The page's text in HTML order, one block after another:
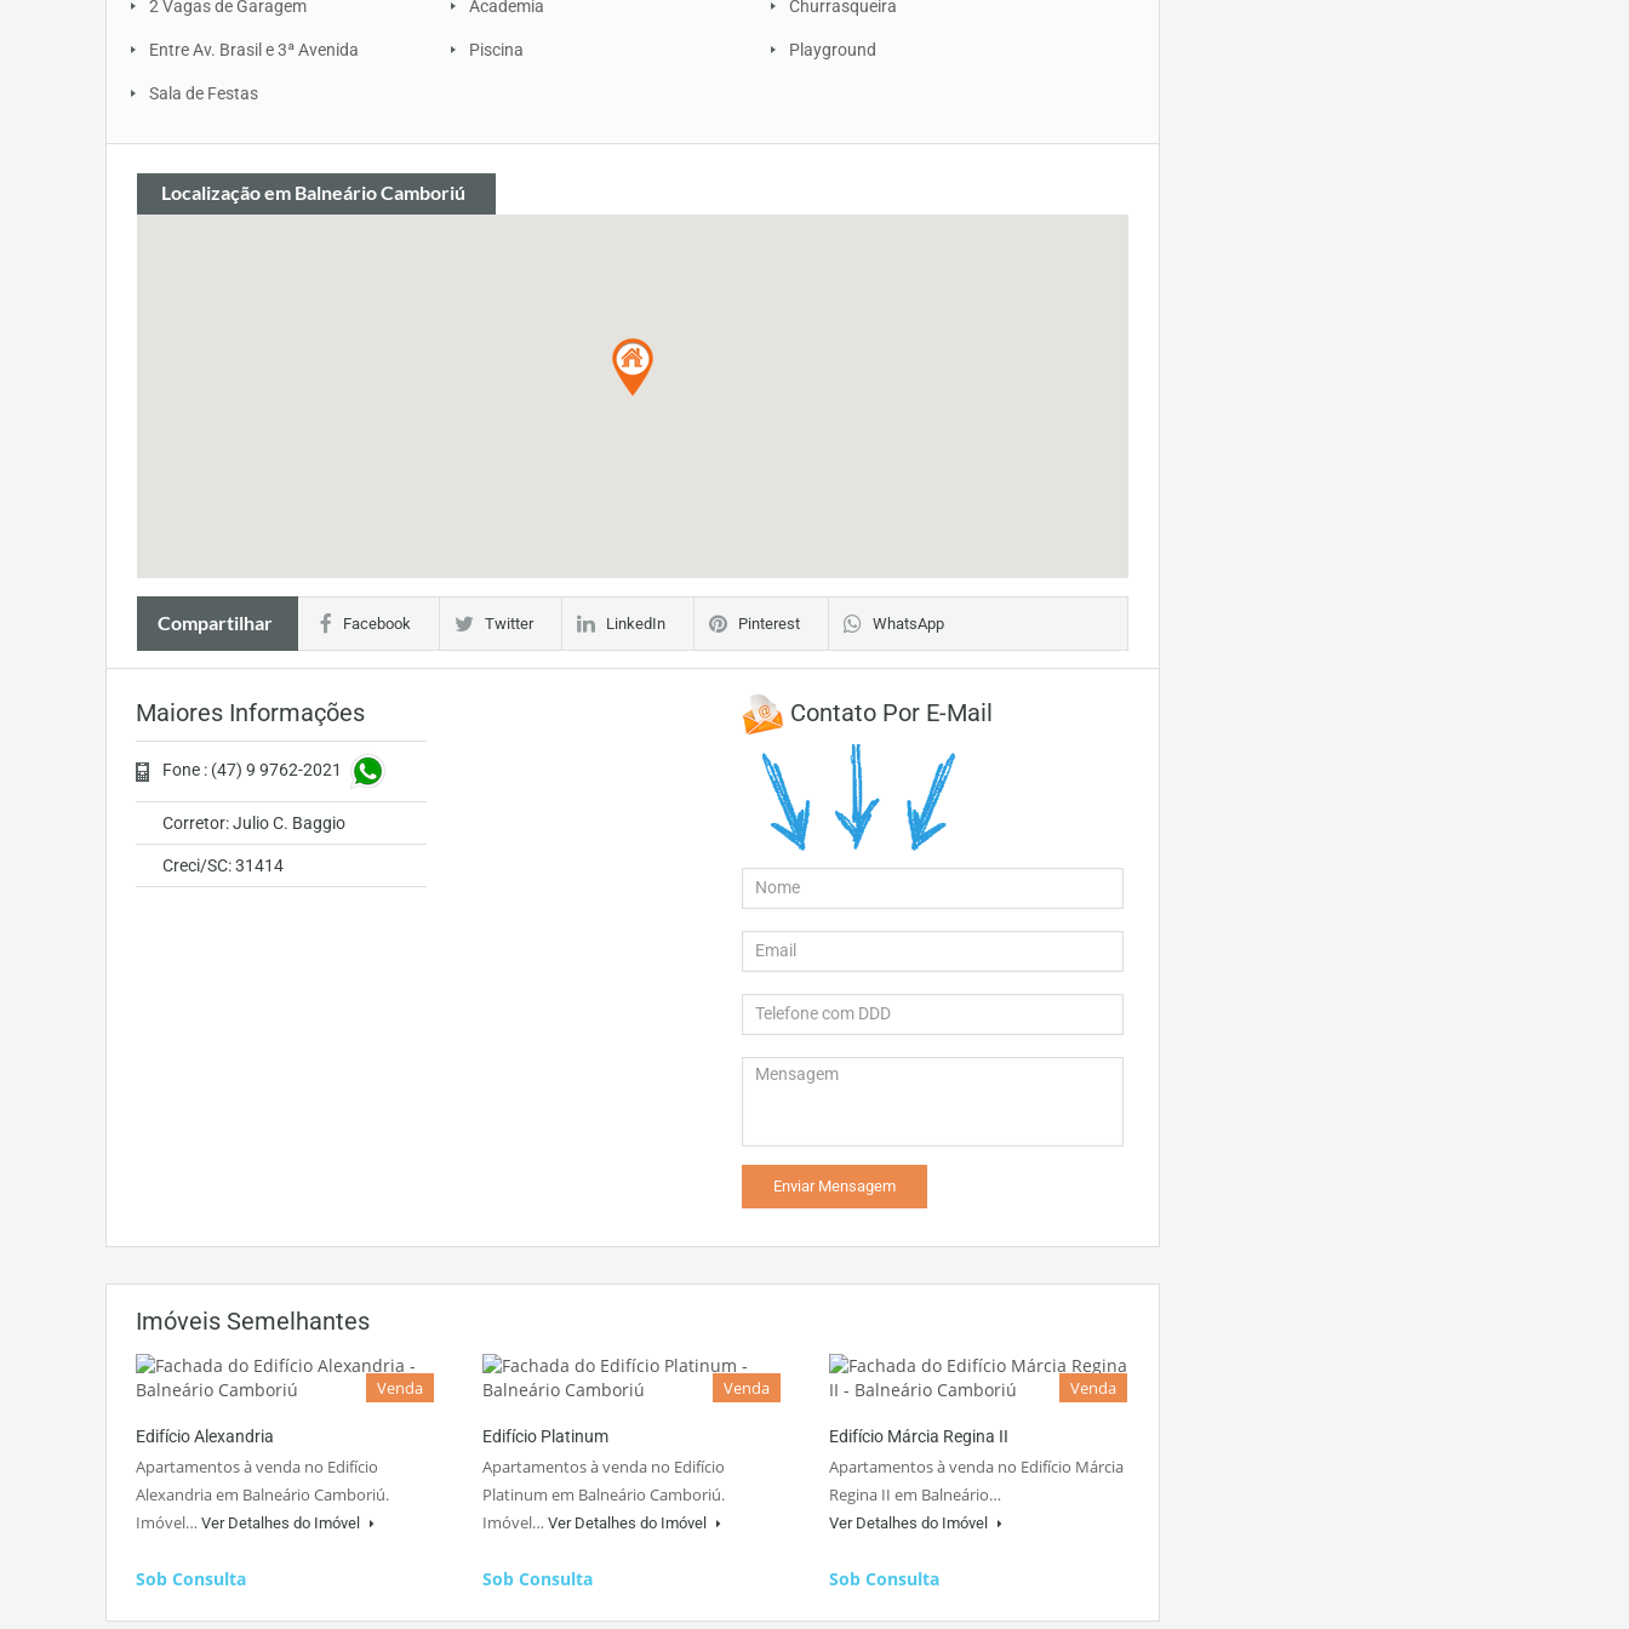
2 Vagas de Garagem Academia Churrasqueira
Entre Av. Brasil e 3ª Avenida Piscina Playground
Sala de Festas
Localizaçãoem Balneário Camboriú
Compartilhar Facebook Twitter LinkedIn Pinterest WhatsApp
Maiores Informações
Fone : (47) 9 9762-2021
Corretor: Julio C. Baggio
Creci/SC: 31414
Contato Por E-Mail
Imóveis Semelhantes
Venda
Edifício Alexandria
Apartamentos à venda no Edifício
Alexandria em Balneário Camboriú.
Imóvel… Ver Detalhes do Imóvel
Sob Consulta
Venda
Edifício Platinum
Apartamentos à venda no Edifício
Platinum em Balneário Camboriú.
Imóvel… Ver Detalhes do Imóvel
Sob Consulta
Venda
Edifício Márcia Regina II
Apartamentos à venda no Edifício Márcia
Regina II em Balneário…
Ver Detalhes do Imóvel
Sob Consulta